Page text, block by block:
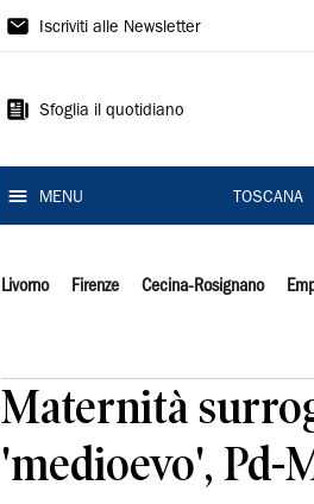
Il
Iscriviti alle Newsletter
Sfoglia il quotidiano
MENU TOSCANA
Livorno Firenze Cecina-Rosignano
Maternità
'medioevo', Pd-